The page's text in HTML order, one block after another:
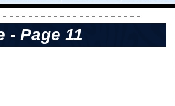
- Page 11